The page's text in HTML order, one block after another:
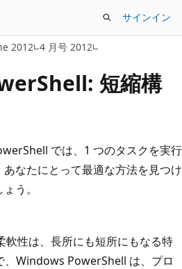
サインイン
2012 4 月号 2012
短縮構
では、1 つのタスクを実行
なたにとって最適な方法を見つけ
う。
性は、長所にも短所にもなる特
、Windows PowerShell は、プロ